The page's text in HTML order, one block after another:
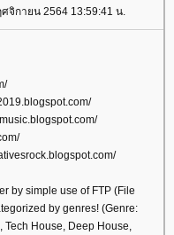
จิกายน 2564 13:59:41 น.
by simple use of FTP (File
by genres! (Genre:
Tech House, Deep House,